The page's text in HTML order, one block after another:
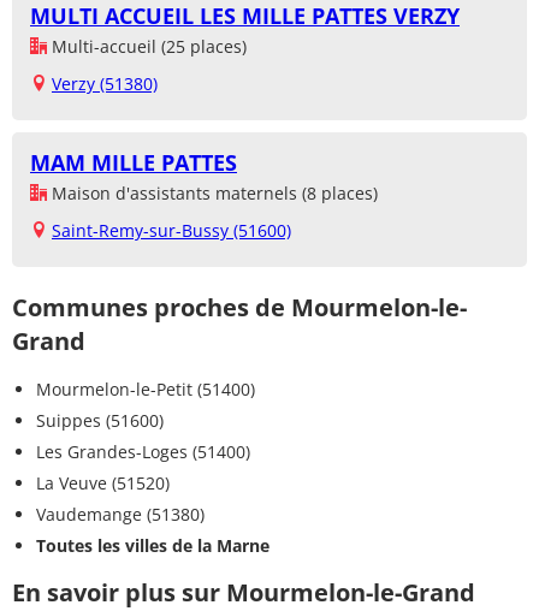
MULTI ACCUEIL LES MILLE PATTES VERZY
Multi-accueil (25 places)
Verzy (51380)
MAM MILLE PATTES
Maison d'assistants maternels (8 places)
Saint-Remy-sur-Bussy (51600)
Communes proches de Mourmelon-le-
Grand
Mourmelon-le-Petit (51400)
Suippes (51600)
Les Grandes-Loges (51400)
La Veuve (51520)
Vaudemange (51380)
Toutes les villes de la Marne
En savoir plus sur Mourmelon-le-Grand